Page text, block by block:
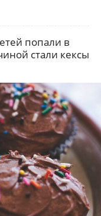
попали в
стали кексы